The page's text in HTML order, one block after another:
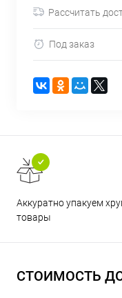
Рассчитать
Под заказ
Аккуратно упакуем
товары
СТОИМОСТЬ